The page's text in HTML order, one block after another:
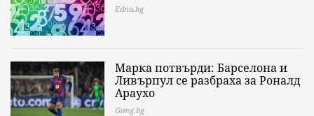
Edna.bg
Марка потвърди: Барселона и
Ливърпул се разбраха за Роналд
Араухо
Gong.bg